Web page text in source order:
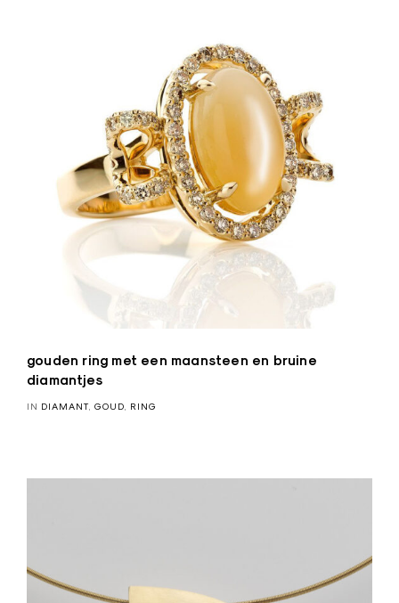
gouden ring met een maansteen en bruine
diamantjes
IN DIAMANT GOUD RING